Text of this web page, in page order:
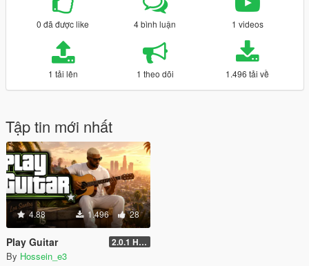
0 đã được like 4 bình luận 1 videos
1 tải lên 1 theo dõi 1.496 tải về
Tập tin mới nhất
4.88 1.496 28
Play Guitar 2.0.1 Hotfix
By Hossein_e3